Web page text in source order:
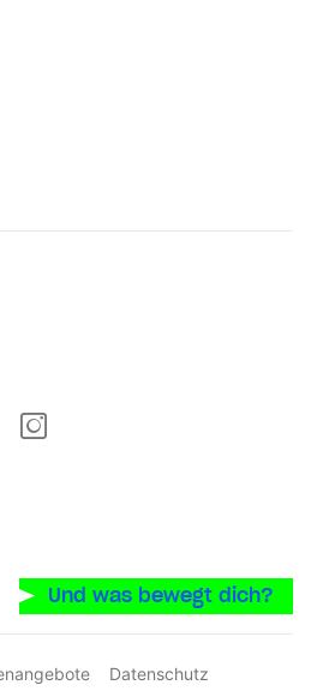
Linkedln
auf GooglePlay
Und was bewegt dich?
Datenschutz